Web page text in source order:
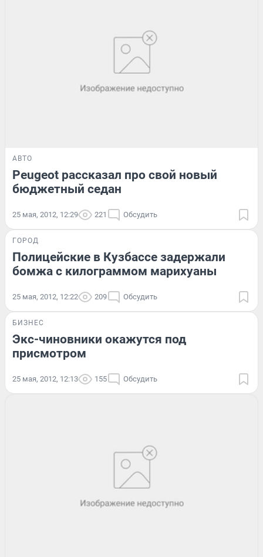
АВТО
Peugeot рассказал про свой новый
бюджетный седан
25 мая, 2012, 12:29 221 Обсудить
ГОРОД
Полицейские в Кузбассе задержали
бомжа с килограммом марихуаны
25 мая, 2012, 12:22 209 Обсудить
БИЗНЕС
Экс-чиновники окажутся под
присмотром
25 мая, 2012, 12:13 155 Обсудить